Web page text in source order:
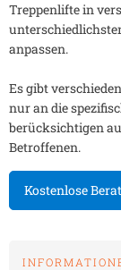
Treppenlifte in
anpassen.
Es gibt
nur an die
berücksichtigen
Betroffenen.
Kostenlose